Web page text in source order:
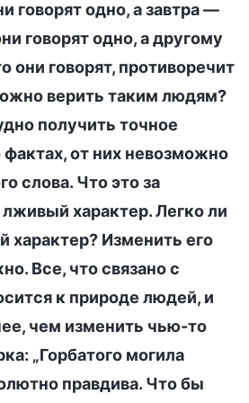
говорят одно, а завтра —
говорят одно, а другому
они говорят, противоречит
верить таким людям?
получить точное
от них невозможно
слова. Что это за
характер. Легко ли
характер? Изменить его
Все, что связано с
к природе людей, и
чем изменить чью-то
„Горбатого могила
правдива. Что бы